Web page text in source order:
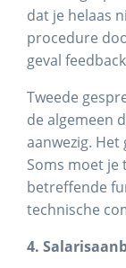
dat je helaas
procedure
geval
Tweede
de algemeen
aanwezig.
Soms moet je
betreffende
technische
4.